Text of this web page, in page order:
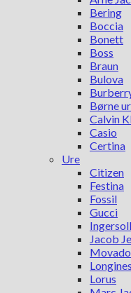
Bering
Boccia
Bonett
Boss
Braun
Bulova
Børne ur
Calvin
Casio
Certina
Ure
Citizen
Festina
Fossil
Gucci
Ingersoll
Jacob
Movado
Longines
Lorus